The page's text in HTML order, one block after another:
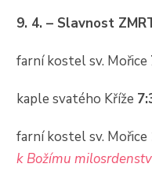
9. 4. – Slavnost
farní kostel sv. Mořice
kaple svatého Kříže
farní kostel sv. Mořice
k Božímu